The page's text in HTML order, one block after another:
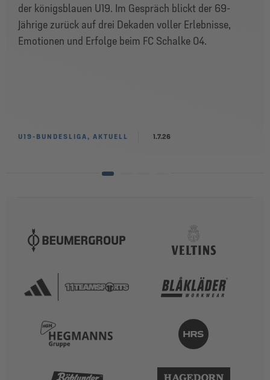
der königsblauen U19. Im Gespräch blickt der 69-
Jährige zurück auf drei Dekaden voller Erlebnisse,
Emotionen und Erfolge beim FC Schalke 04.
U19-BUNDESLIGA, AKTUELL 1.7.26